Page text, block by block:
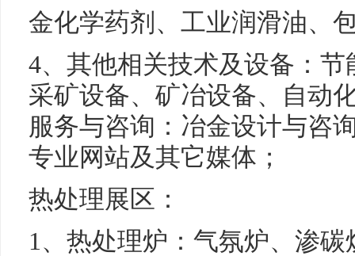
金化学药剂、工业润滑油、
4、其他相关技术及设备：
采矿设备、矿冶设备、自动
服务与咨询：冶金设计与咨
专业网站及其它媒体；
热处理展区：
1、热处理炉：气氛炉、渗